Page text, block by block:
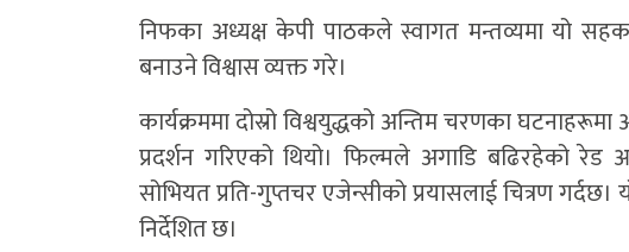
निफका अध्यक्ष केपी पाठकले स्वागत मन्तव्यमा यो
बनाउने विश्वास व्यक्त गरे।
कार्यक्रममा दोस्रो विश्वयुद्धको अन्तिम चरणका
प्रदर्शन गरिएको थियो। फिल्मले अगाडि बढिरहेको रेड
सोभियत प्रति-गुप्तचर एजेन्सीको प्रयासलाई चित्रण गर्दछ।
निर्देशित छ।